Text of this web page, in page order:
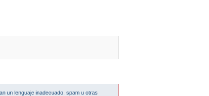
un lenguaje inadecuado, spam u otras